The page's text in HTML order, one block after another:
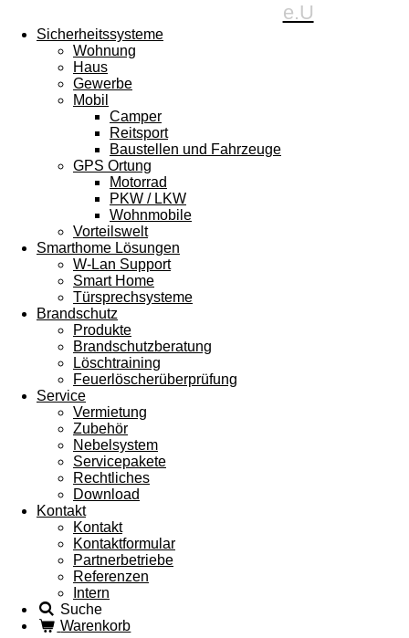
e.U
Sicherheitssysteme
Wohnung
Haus
Gewerbe
Mobil
Camper
Reitsport
Baustellen und Fahrzeuge
GPS Ortung
Motorrad
PKW / LKW
Wohnmobile
Vorteilswelt
Smarthome Lösungen
W-Lan Support
Smart Home
Türsprechsysteme
Brandschutz
Produkte
Brandschutzberatung
Löschtraining
Feuerlöscherüberprüfung
Service
Vermietung
Zubehör
Nebelsystem
Servicepakete
Rechtliches
Download
Kontakt
Kontakt
Kontaktformular
Partnerbetriebe
Referenzen
Intern
Suche
Warenkorb